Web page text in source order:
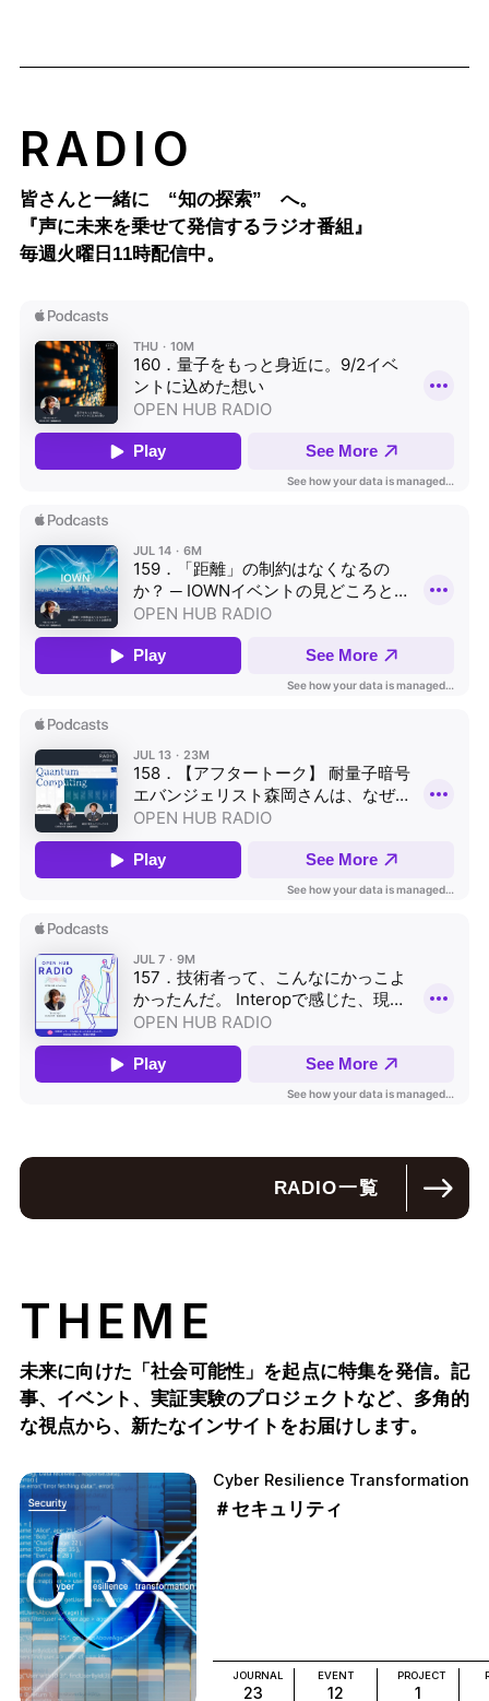
RADIO
皆さんと一緒に “知の探索” へ。
『声に未来を乗せて発信するラジオ番組』
毎週火曜日11時配信中。
RADIO一覧
THEME
未来に向けた「社会可能性」を起点に特集を発信。記
事、イベント、実証実験のプロジェクトなど、多角的
な視点から、新たなインサイトをお届けします。
Cyber Resilience Transformation
＃セキュリティ
JOURNAL
23
EVENT
12
PROJECT
1